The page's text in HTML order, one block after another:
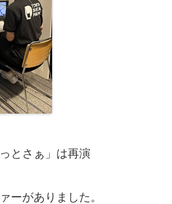
とさぁ」は再演
ーがありました。